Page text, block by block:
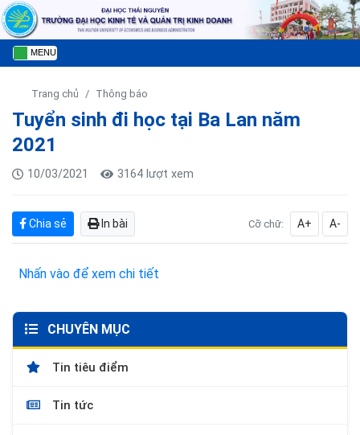
MENU
Trang chủ Thông báo
Tuyển sinh đi học tại Ba Lan năm
2021
10/03/2021 3164 lượt xem
Chia sẻ In bài Cỡ chữ: A+ A-
Nhấn vào để xem chi tiết
CHUYÊN MỤC
Tin tiêu điểm
Tin tức